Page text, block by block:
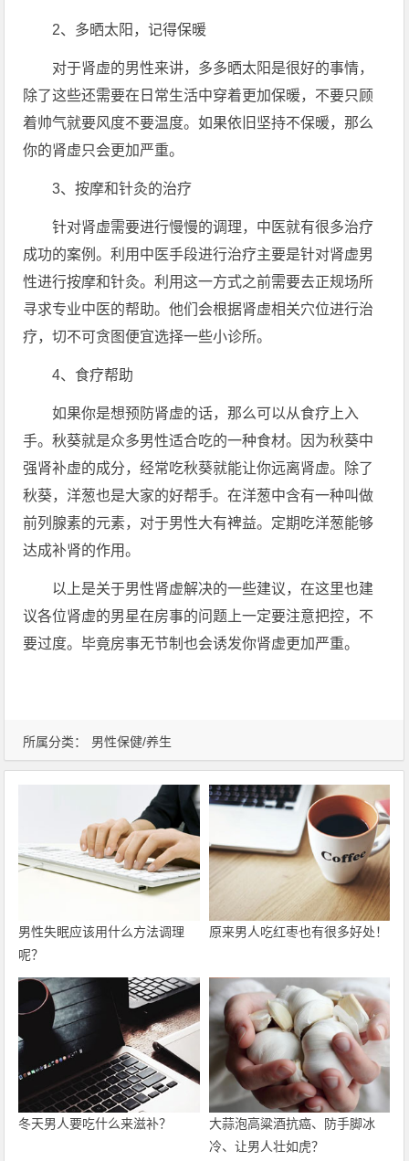
所属分类： 男性保健/养生
2、多晒太阳，记得保暖
对于肾虚的男性来讲，多多晒太阳是很好的事情，
除了这些还需要在日常生活中穿着更加保暖，不要只顾
着帅气就要风度不要温度。如果依旧坚持不保暖，那么
你的肾虚只会更加严重。
3、按摩和针灸的治疗
针对肾虚需要进行慢慢的调理，中医就有很多治疗
成功的案例。利用中医手段进行治疗主要是针对肾虚男
性进行按摩和针灸。利用这一方式之前需要去正规场所
寻求专业中医的帮助。他们会根据肾虚相关穴位进行治
疗，切不可贪图便宜选择一些小诊所。
4、食疗帮助
如果你是想预防肾虚的话，那么可以从食疗上入
手。秋葵就是众多男性适合吃的一种食材。因为秋葵中
强肾补虚的成分，经常吃秋葵就能让你远离肾虚。除了
秋葵，洋葱也是大家的好帮手。在洋葱中含有一种叫做
前列腺素的元素，对于男性大有裨益。定期吃洋葱能够
达成补肾的作用。
以上是关于男性肾虚解决的一些建议，在这里也建
议各位肾虚的男星在房事的问题上一定要注意把控，不
要过度。毕竟房事无节制也会诱发你肾虚更加严重。
男性失眠应该用什么方法调理
呢？
原来男人吃红枣也有很多好处！
冬天男人要吃什么来滋补？
大蒜泡高粱酒抗癌、防手脚冰
冷、让男人壮如虎？